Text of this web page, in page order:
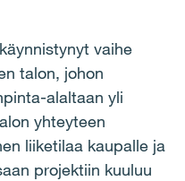
vaihe
talon, johon
alaltaan yli
yhteyteen
liiketilaa kaupalle ja
projektiin kuuluu